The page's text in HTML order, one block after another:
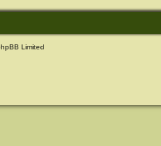
Limited